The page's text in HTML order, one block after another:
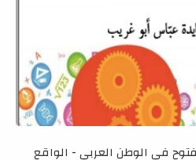
في الوطن العربي - الواقع